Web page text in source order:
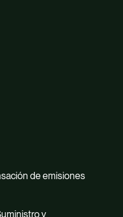
de emisiones
y